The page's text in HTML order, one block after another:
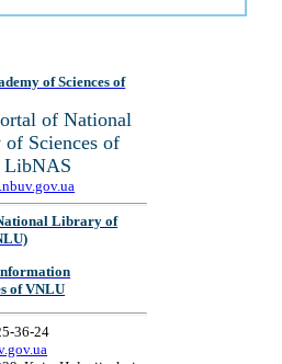
of Sciences of
of National
of Sciences of
LibNAS
Library of
of VNLU
36-24